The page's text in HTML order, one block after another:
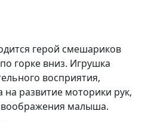
герой смешариков
горке вниз. Игрушка
восприятия,
на развитие моторики рук,
малыша.